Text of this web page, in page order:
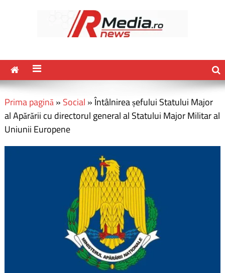
Prima pagină» Social »Întâlnirea șefului Statului Major
al Apărării cu directorul general al Statului Major Militar al
Uniunii Europene